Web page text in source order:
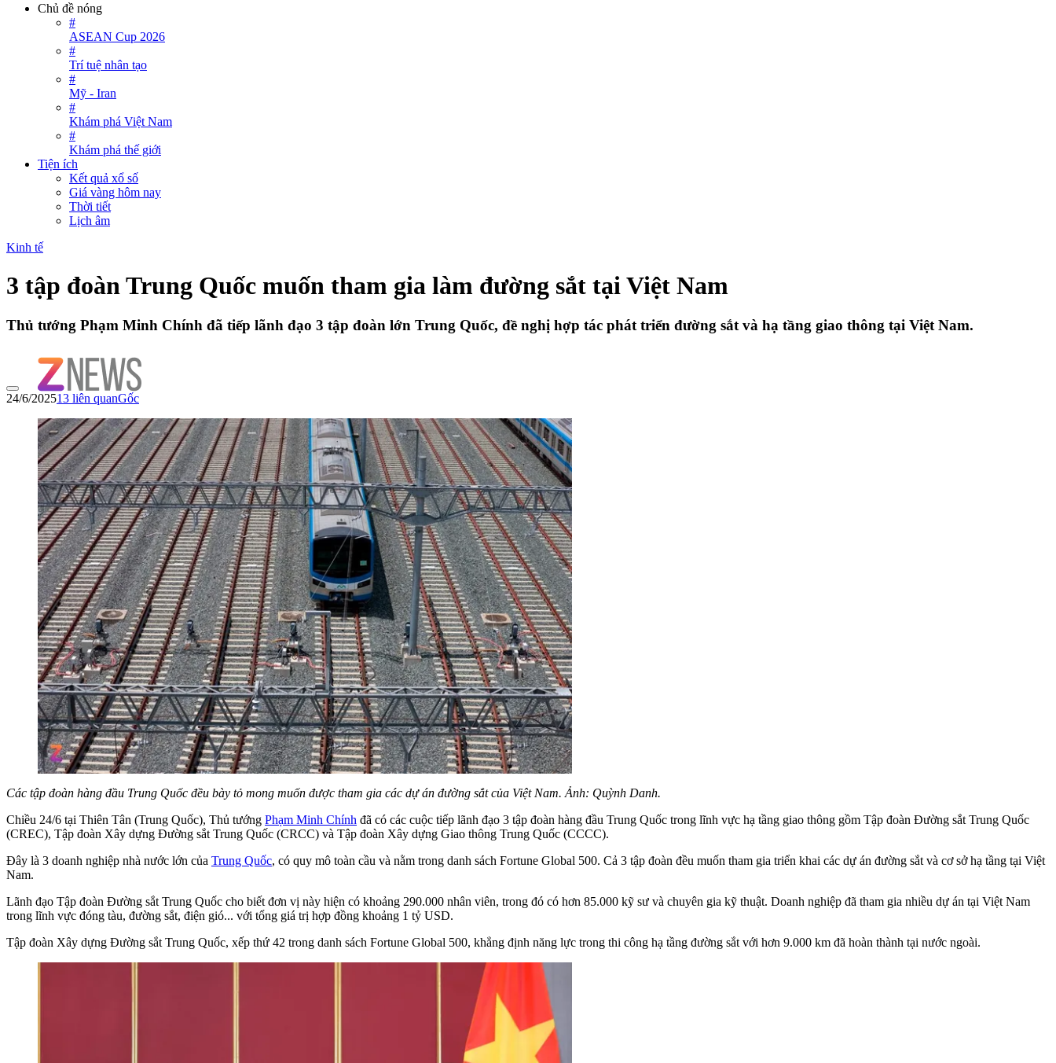
Chủ đề nóng
#
ASEAN Cup 2026
#
Trí tuệ nhân tạo
#
Mỹ - Iran
#
Khám phá Việt Nam
#
Khám phá thế giới
Tiện ích
Kết quả xổ số
Giá vàng hôm nay
Thời tiết
Lịch âm
Kinh tế
3 tập đoàn Trung Quốc muốn tham gia làm đường sắt tại Việt Nam
Thủ tướng Phạm Minh Chính đã tiếp lãnh đạo 3 tập đoàn lớn Trung Quốc, đề nghị hợp tác phát triển đường sắt và hạ tầng giao thông tại Việt Nam.
24/6/202513 liên quanGốc
Các tập đoàn hàng đầu Trung Quốc đều bày tỏ mong muốn được tham gia các dự án đường sắt của Việt Nam. Ảnh: Quỳnh Danh.
Chiều 24/6 tại Thiên Tân (Trung Quốc), Thủ tướng Phạm Minh Chính đã có các cuộc tiếp lãnh đạo 3 tập đoàn hàng đầu Trung Quốc trong lĩnh vực hạ tầng giao thông gồm Tập đoàn Đường sắt Trung Quốc
(CREC), Tập đoàn Xây dựng Đường sắt Trung Quốc (CRCC) và Tập đoàn Xây dựng Giao thông Trung Quốc (CCCC).
Đây là 3 doanh nghiệp nhà nước lớn của Trung Quốc, có quy mô toàn cầu và nằm trong danh sách Fortune Global 500. Cả 3 tập đoàn đều muốn tham gia triển khai các dự án đường sắt và cơ sở hạ tầng tại Việt
Nam.
Lãnh đạo Tập đoàn Đường sắt Trung Quốc cho biết đơn vị này hiện có khoảng 290.000 nhân viên, trong đó có hơn 85.000 kỹ sư và chuyên gia kỹ thuật. Doanh nghiệp đã tham gia nhiều dự án tại Việt Nam
trong lĩnh vực đóng tàu, đường sắt, điện gió... với tổng giá trị hợp đồng khoảng 1 tỷ USD.
Tập đoàn Xây dựng Đường sắt Trung Quốc, xếp thứ 42 trong danh sách Fortune Global 500, khẳng định năng lực trong thi công hạ tầng đường sắt với hơn 9.000 km đã hoàn thành tại nước ngoài.